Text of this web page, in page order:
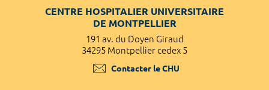
CENTRE HOSPITALIER UNIVERSITAIRE
DE MONTPELLIER
191 av. du Doyen Giraud
34295 Montpellier cedex 5
Contacter le CHU